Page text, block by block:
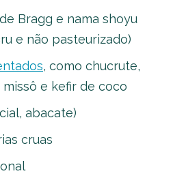
Bragg e nama shoyu
e não pasteurizado)
, como chucrute,
e kefir de coco
abacate)
cruas